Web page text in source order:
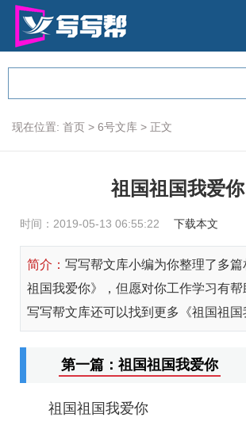
现在位置: 首页 > 6号文库 > 正文
祖国祖国我爱你
时间：2019-05-13 06:55:22 下载本文
简介： 写写帮文库小编为你整理了多篇
祖国我爱你》，但愿对你工作学习有
写写帮文库还可以找到更多《祖国祖国
第一篇：祖国祖国我爱你
祖国祖国我爱你